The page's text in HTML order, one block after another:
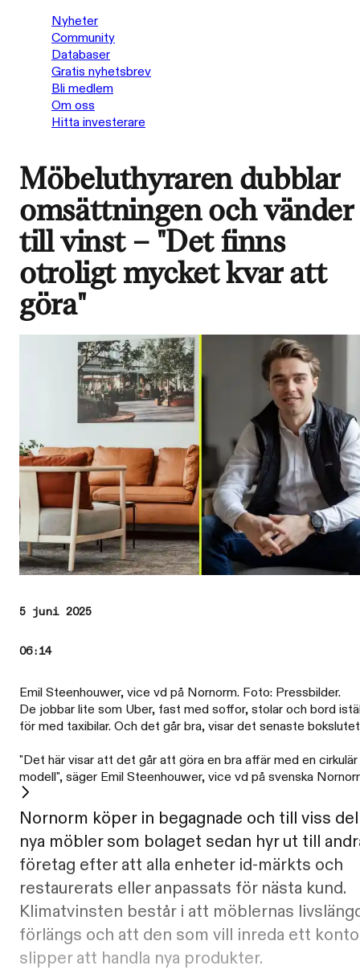
Nyheter
Community
Databaser
Gratis nyhetsbrev
Bli medlem
Om oss
Hitta investerare
Möbeluthyraren dubblar
omsättningen och vänder
till vinst – "Det finns
otroligt mycket kvar att
göra"
5 juni 2025
06:14
Emil Steenhouwer, vice vd på Nornorm. Foto: Pressbilder.
De jobbar lite som Uber, fast med soffor, stolar och bord
för med taxibilar. Och det går bra, visar det senaste
"Det här visar att det går att göra en bra affär med en cirkulär
modell", säger Emil Steenhouwer, vice vd på svenska
Nornorm köper in begagnade och till viss del
nya möbler som bolaget sedan hyr ut till
företag efter att alla enheter id-märkts och
restaurerats eller anpassats för nästa kund.
Klimatvinsten består i att möblernas
förlängs och att den som vill inreda ett
slipper att handla nya produkter.